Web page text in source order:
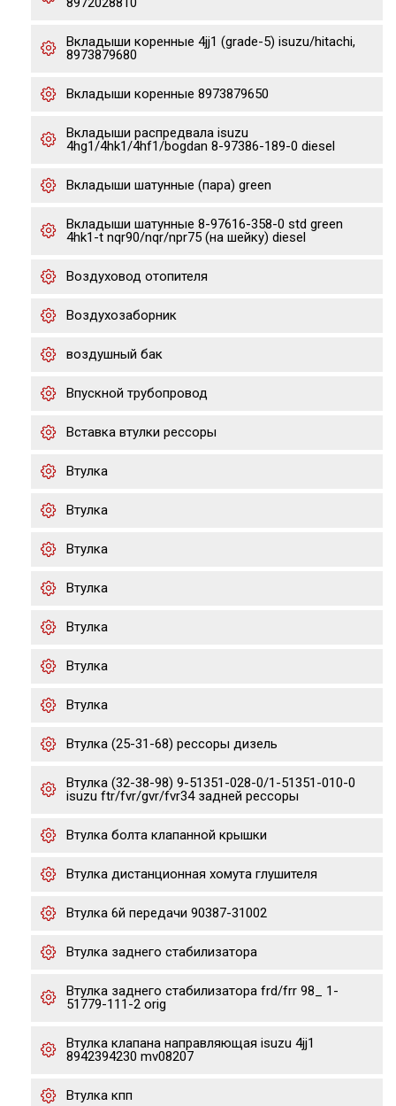
Вкладыши коренные 4jj1 (grade-5) isuzu/hitachi,
8973879680
Вкладыши коренные 8973879650
Вкладыши распредвала isuzu
4hg1/4hk1/4hf1/bogdan 8-97386-189-0 diesel
Вкладыши шатунные (пара) green
Вкладыши шатунные 8-97616-358-0 std green
4hk1-t nqr90/nqr/npr75 (на шейку) diesel
Воздуховод отопителя
Воздухозаборник
воздушный бак
Впускной трубопровод
Вставка втулки рессоры
Втулка
Втулка
Втулка
Втулка
Втулка
Втулка
Втулка
Втулка (25-31-68) рессоры дизель
Втулка (32-38-98) 9-51351-028-0/1-51351-010-0
isuzu ftr/fvr/gvr/fvr34 задней рессоры
Втулка болта клапанной крышки
Втулка дистанционная хомута глушителя
Втулка 6й передачи 90387-31002
Втулка заднего стабилизатора
Втулка заднего стабилизатора frd/frr 98_ 1-
51779-111-2 orig
Втулка клапана направляющая isuzu 4jj1
8942394230 mv08207
Втулка кпп